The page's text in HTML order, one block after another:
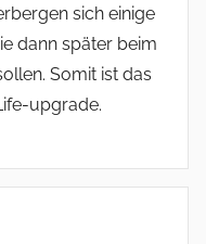
sich einige
dann später beim
Somit ist das
upgrade.